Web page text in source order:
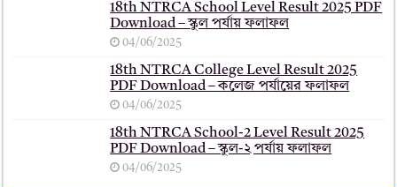
18th NTRCA School Level Result 2025 PDF
Download – স্কুল পর্যায় ফলাফল
04/06/2025
18th NTRCA College Level Result 2025
PDF Download – কলেজ পর্যায়ের ফলাফল
04/06/2025
18th NTRCA School-2 Level Result 2025
PDF Download – স্কুল-২ পর্যায় ফলাফল
04/06/2025